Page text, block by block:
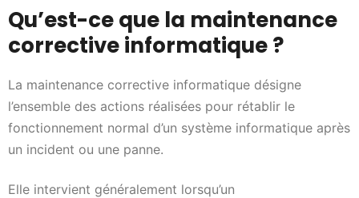
Qu’est-ce que la maintenance
corrective informatique ?
La maintenance corrective informatique désigne
l’ensemble des actions réalisées pour rétablir le
fonctionnement normal d’un système informatique après
un incident ou une panne.
Elle intervient généralement lorsqu’un